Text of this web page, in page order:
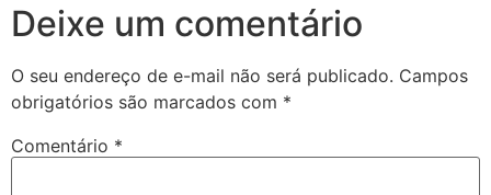
Deixe um comentário
O seu endereço de e-mail não será publicado. Campos
obrigatórios são marcados com *
Comentário *